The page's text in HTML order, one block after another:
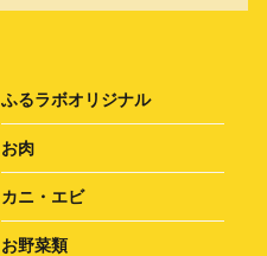
ふるラボオリジナル
お肉
カニ・エビ
お野菜類